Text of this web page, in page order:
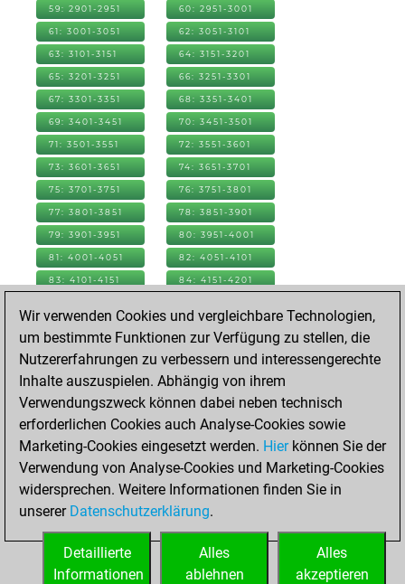
59: 2901-2951 60: 2951-3001
61: 3001-3051 62: 3051-3101
63: 3101-3151 64: 3151-3201
65: 3201-3251 66: 3251-3301
67: 3301-3351 68: 3351-3401
69: 3401-3451 70: 3451-3501
71: 3501-3551 72: 3551-3601
73: 3601-3651 74: 3651-3701
75: 3701-3751 76: 3751-3801
77: 3801-3851 78: 3851-3901
79: 3901-3951 80: 3951-4001
81: 4001-4051 82: 4051-4101
83: 4101-4151 84: 4151-4201
88: 4351-4401
90: 4451-4501
91: 4501-4551
97: 4801-4851 98: 4851-4901
99: 4901-4951 100: 4951-5001
101: 5001-5051 102: 5051-5101
103: 5101-5151 104: 5151-5201
107: 5301-5351 108: 5351-5368
Wir verwenden Cookies und vergleichbare Technologien,
um bestimmte Funktionen zur Verfügung zu stellen, die
Nutzererfahrungen zu verbessern und interessengerechte
Inhalte auszuspielen. Abhängig von ihrem
Verwendungszweck können dabei neben technisch
erforderlichen Cookies auch Analyse-Cookies sowie
Marketing-Cookies eingesetzt werden. Hierkönnen Sie der
Verwendung von Analyse-Cookies und Marketing-Cookies
widersprechen. Weitere Informationen finden Sie in
unserer Datenschutzerklärung.
Alles
akzeptieren
Alles
ablehnen
Detaillierte
Informationen